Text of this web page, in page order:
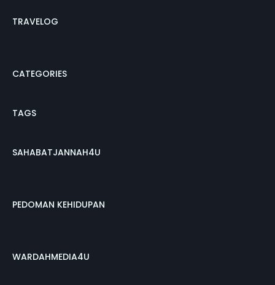
TRAVELOG
CATEGORIES
TAGS
SAHABATJANNAH4U
PEDOMAN KEHIDUPAN
WARDAHMEDIA4U